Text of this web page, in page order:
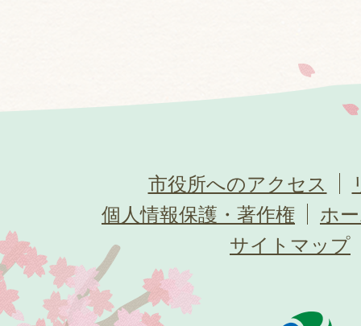
市役所へのアクセス
個人情報保護・著作権
ホ
サイトマップ